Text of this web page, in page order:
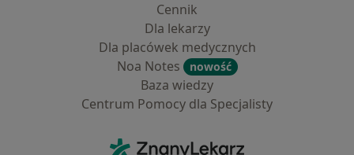
Cennik
Dla lekarzy
Dla placówek medycznych
Noa Notes
nowość
Baza wiedzy
Centrum Pomocy dla Specjalisty
ZnanyLekarz - Strona główna